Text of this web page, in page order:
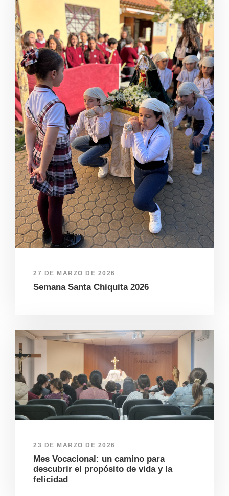
27 DE MARZO DE 2026
Semana Santa Chiquita 2026
23 DE MARZO DE 2026
Mes Vocacional: un camino para
descubrir el propósito de vida y la
felicidad